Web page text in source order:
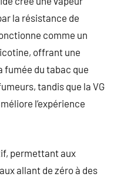
la résistance de
comme un
offrant une
fumée du tabac que
tandis que la VG
l’expérience
permettant aux
allant de zéro à des